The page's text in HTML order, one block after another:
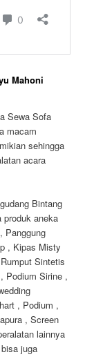
Mahoni
Sewa Sofa
macam
sehingga
acara
Bintang
produk aneka
Panggung
, Kipas Misty
Sintetis
Podium Sirine ,
, Podium ,
, Screen
lainnya
juga